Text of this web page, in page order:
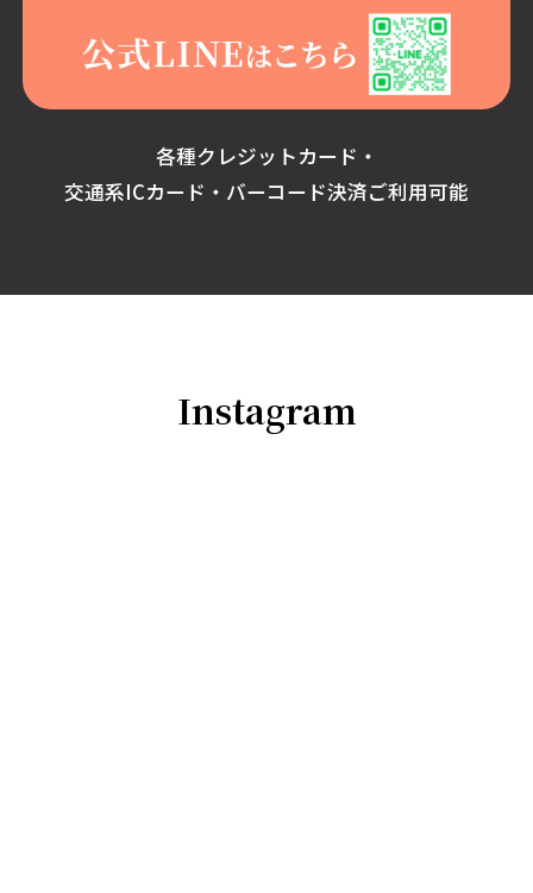
各種クレジットカード・
交通系ICカード・バーコード決済ご利用可能
Instagram